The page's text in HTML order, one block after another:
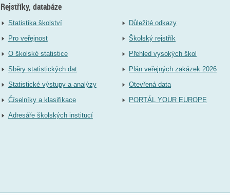
Rejstříky, databáze
Statistika školství
Pro veřejnost
O školské statistice
Sběry statistických dat
Statistické výstupy a analýzy
Číselníky a klasifikace
Adresáře školských institucí
Důležité odkazy
Školský rejstřík
Přehled vysokých škol
Plán veřejných zakázek 2026
Otevřená data
PORTÁL YOUR EUROPE